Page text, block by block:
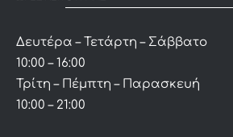
Δευτέρα – Τετάρτη – Σάββατο
10:00 – 16:00
Τρίτη – Πέμπτη – Παρασκευή
10:00 – 21:00